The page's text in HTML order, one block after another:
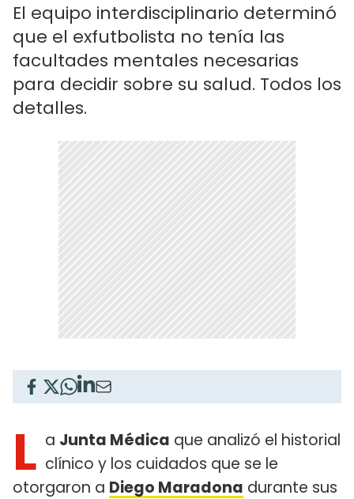
El equipo interdisciplinario determinó
que el exfutbolista no tenía las
facultades mentales necesarias
para decidir sobre su salud. Todos los
detalles.
L a Junta Médica que analizó el historial
clínico y los cuidados que se le
otorgaron a Diego Maradona durante sus